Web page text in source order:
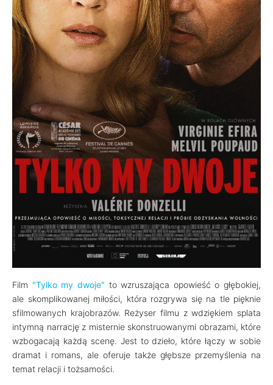
Film "Tylko my dwoje" to wzruszająca opowieść o głębokiej,
ale skomplikowanej miłości, która rozgrywa się na tle pięknie
sfilmowanych krajobrazów. Reżyser filmu z wdziękiem splata
intymną narrację z misternie skonstruowanymi obrazami, które
wzbogacają każdą scenę. Jest to dzieło, które łączy w sobie
dramat i romans, ale oferuje także głębsze przemyślenia na
temat relacji i tożsamości.